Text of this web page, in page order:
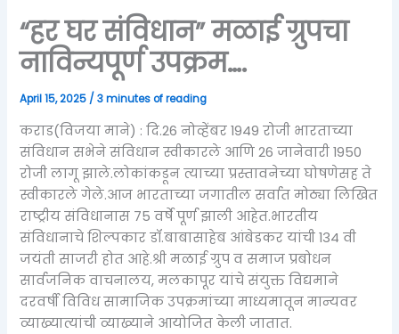
“हर घर संविधान” मळाई ग्रुपचा
नाविन्यपूर्ण उपक्रम….
April 15, 2025 /3 minutes of reading
कराड(विजया माने) : दि.26 नोव्हेंबर 1949 रोजी भारताच्या
संविधान सभेने संविधान स्वीकारले आणि 26 जानेवारी 1950
रोजी लागू झाले.लोकांकडून त्याच्या प्रस्तावनेच्या घोषणेसह ते
स्वीकारले गेले.आज भारताच्या जगातील सर्वात मोठ्या लिखित
राष्ट्रीय संविधानास 75 वर्षे पूर्ण झाली आहेत.भारतीय
संविधानाचे शिल्पकार डॉ.बाबासाहेब आंबेडकर यांची 134 वी
जयंती साजरी होत आहे.श्री मळाई ग्रुप व समाज प्रबोधन
सार्वजनिक वाचनालय, मलकापूर यांचे संयुक्त विद्यमाने
दरवर्षी विविध सामाजिक उपक्रमांच्या माध्यमातून मान्यवर
व्याख्यात्यांची व्याख्याने आयोजित केली जातात.